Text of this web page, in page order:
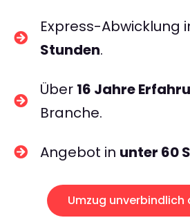
Express-Abwicklung
Stunden.
Über 16 Jahre
Branche.
Angebot in unter 60
Umzug unverbindlich